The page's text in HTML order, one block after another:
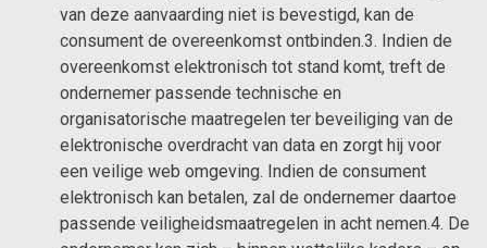
van deze aanvaarding niet is bevestigd, kan de
consument de overeenkomst ontbinden.3. Indien de
overeenkomst elektronisch tot stand komt, treft de
ondernemer passende technische en
organisatorische maatregelen ter beveiliging van de
elektronische overdracht van data en zorgt hij voor
een veilige web omgeving. Indien de consument
elektronisch kan betalen, zal de ondernemer daartoe
passende veiligheidsmaatregelen in acht nemen.4. De